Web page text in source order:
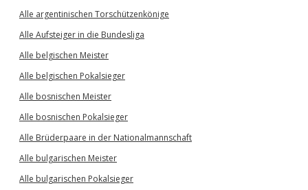
Alle argentinischen Torschützenkönige
Alle Aufsteiger in die Bundesliga
Alle belgischen Meister
Alle belgischen Pokalsieger
Alle bosnischen Meister
Alle bosnischen Pokalsieger
Alle Brüderpaare in der Nationalmannschaft
Alle bulgarischen Meister
Alle bulgarischen Pokalsieger